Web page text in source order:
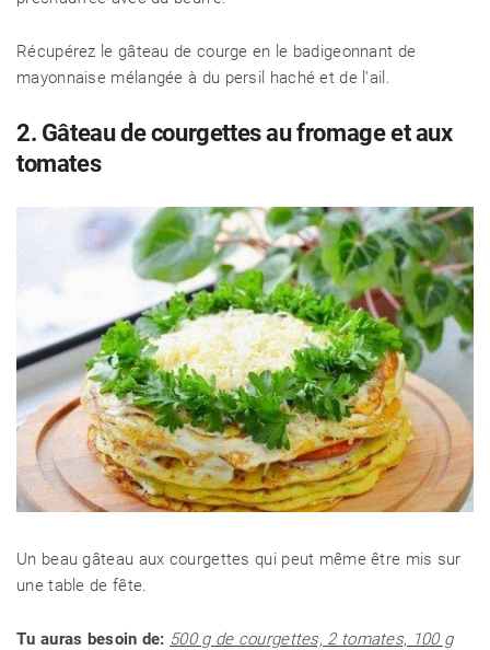
Récupérez le gâteau de courge en le badigeonnant de
mayonnaise mélangée à du persil haché et de l'ail.
2. Gâteau de courgettes au fromage et aux
tomates
Un beau gâteau aux courgettes qui peut même être mis sur
une table de fête.
Tu auras besoin de: 500 g de courgettes, 2 tomates, 100 g